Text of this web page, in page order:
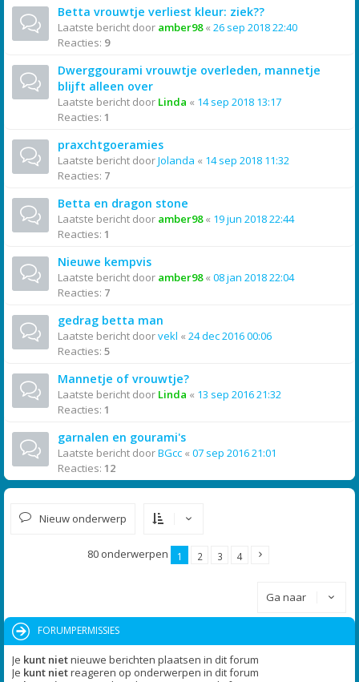
Betta vrouwtje verliest kleur: ziek??
Laatste bericht door amber98« 26 sep 2018 22:40
Reacties: 9
Dwerggourami vrouwtje overleden, mannetje
blijft alleen over
Laatste bericht door Linda « 14 sep 2018 13:17
Reacties: 1
praxchtgoeramies
Laatste bericht doorJolanda « 14 sep 2018 11:32
Reacties: 7
Betta en dragon stone
Laatste bericht door amber98« 19 jun 2018 22:44
Reacties: 1
Nieuwe kempvis
Laatste bericht door amber98« 08 jan 2018 22:04
Reacties: 7
gedrag betta man
Laatste bericht doorvekl « 24 dec 2016 00:06
Reacties: 5
Mannetje of vrouwtje?
Laatste bericht door Linda « 13 sep 2016 21:32
Reacties: 1
garnalen en gourami's
Laatste bericht doorBGcc « 07 sep 2016 21:01
Reacties: 12
Nieuw onderwerp
80 onderwerpen 1 2 3 4
Ga naar
FORUMPERMISSIES
Je kunt nietnieuwe berichten plaatsen in dit forum
Je kunt nietreageren op onderwerpen in dit forum